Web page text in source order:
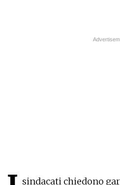
sindacati chiedono